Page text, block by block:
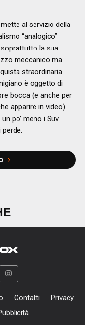
al servizio della
“analogico”
soprattutto la sua
meccanico ma
straordinaria
è oggetto di
bocca (e anche per
apparire in video).
po’ meno i Suv
perde.
Contatti
Privacy